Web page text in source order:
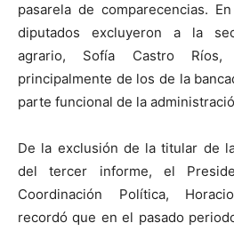
pasarela de comparecencias.
diputados excluyeron a la
agrario, Sofía Castro
principalmente de los de la
parte funcional de la
De la exclusión de la titular de
del tercer informe, el
Coordinación Política,
recordó que en el pasado